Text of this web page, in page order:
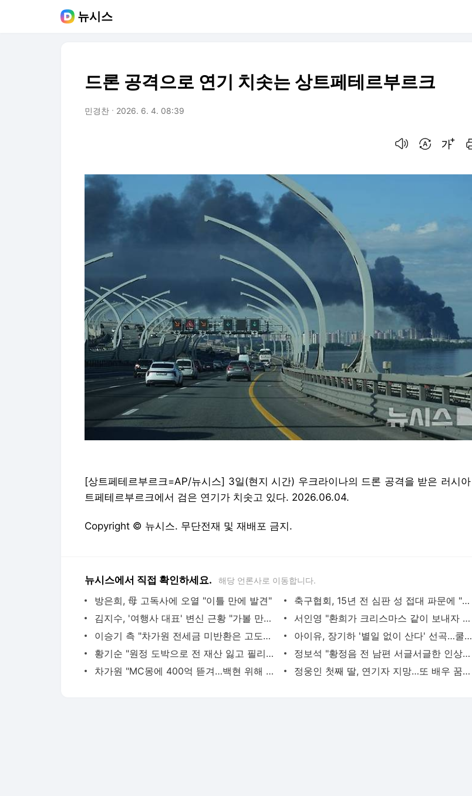
뉴시스
드론 공격으로 연기 치솟는 상트페테르부르크
민경찬 2026. 6. 4. 08:39
[상트페테르부르크=AP/뉴시스] 3일(현지 시간) 우크라이나의 드론 공격을 받은 러시
트페테르부르크에서 검은 연기가 치솟고 있다. 2026.06.04.
Copyright © 뉴시스. 무단전재 및 재배포 금지.
뉴시스에서 직접 확인하세요. 해당 언론사로 이동합니다.
방은희, 母 고독사에 오열 "이틀 만에 발견"
축구협회, 15년 전 심판 성 접대 파문에 "현재는 내부 지침 준수"
김지수, '여행사 대표' 변신 근황 "가볼 만하니…"
서인영 "환희가 크리스마스 같이 보내자 해" 폭로
이승기 측 "차가원 전세금 미반환은 고도의 사기 수법…엄벌 원해"
아이유, 장기하 '별일 없이 산다' 선곡…쿨한 일상 공개
황기순 "원정 도박으로 전 재산 잃고 필리핀 도피"
정보석 "황정음 전 남편 서글서글한 인상이었는데…"
차가원 "MC몽에 400억 뜯겨…백현 위해 도박빚 갚아줘"
정웅인 첫째 딸, 연기자 지망…또 배우 꿈꾸는 스타 2세